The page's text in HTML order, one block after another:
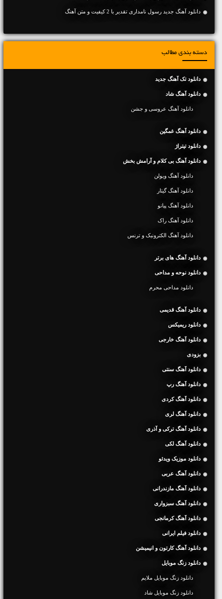
دانلود آهنگ جديد رسول نامداری تقدیر با 2 کیفیت و متن آهنگ
دسته بندی مطالب
دانلود تک آهنگ جدید
دانلود آهنگ شاد
دانلود آهنگ عروسی و جشن
دانلود آهنگ غمگین
دانلود تیتراژ
دانلود آهنگ بی کلام و آرامش بخش
دانلود آهنگ ویولن
دانلود آهنگ گیتار
دانلود آهنگ پیانو
دانلود آهنگ راک
دانلود آهنگ الکترونیک و ترنس
دانلود آهنگ های برتر
دانلود نوحه و مداحی
دانلود مداحی محرم
دانلود آهنگ قدیمی
دانلود ریمیکس
دانلود آهنگ خارجی
بزودی
دانلود آهنگ سنتی
دانلود آهنگ رپ
دانلود آهنگ کردی
دانلود آهنگ لری
دانلود آهنگ ترکی و آذری
دانلود آهنگ لکی
دانلود موزیک ویدئو
دانلود آهنگ عربی
دانلود آهنگ مازندرانی
دانلود آهنگ سبزواری
دانلود آهنگ کرمانجی
دانلود فیلم ایرانی
دانلود آهنگ کارتون و انیمیشن
دانلود زنگ موبایل
دانلود زنگ موبایل ملایم
دانلود زنگ موبایل شاد